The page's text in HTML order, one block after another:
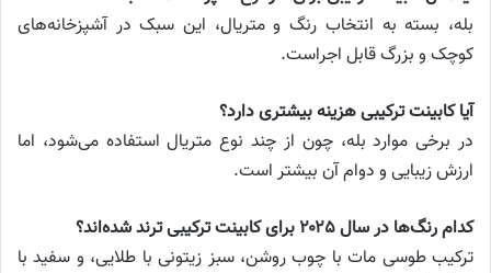
بله، بسته به انتخاب رنگ و متریال، این سبک در آشپزخانه‌های
کوچک و بزرگ قابل اجراست.
آیا کابینت ترکیبی هزینه بیشتری دارد؟
در برخی موارد بله، چون از چند نوع متریال استفاده می‌شود، اما
ارزش زیبایی و دوام آن بیشتر است.
کدام رنگ‌ها در سال ۲۰۲۵ برای کابینت ترکیبی ترند شده‌اند؟
ترکیب طوسی مات با چوب روشن، سبز زیتونی با طلایی، و سفید با